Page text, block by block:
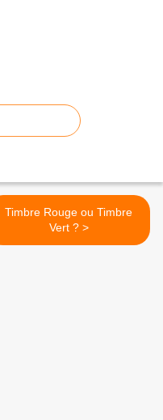
Timbre Rouge ou Timbre
Vert ? >